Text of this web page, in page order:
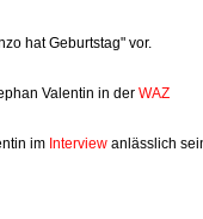
hat Geburtstag" vor.
Valentin in der WAZ
im Interview anlässlich